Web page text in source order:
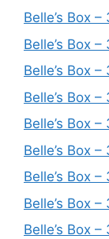
Belle’s Box –
Belle’s Box –
Belle’s Box –
Belle’s Box –
Belle’s Box –
Belle’s Box –
Belle’s Box –
Belle’s Box –
Belle’s Box –